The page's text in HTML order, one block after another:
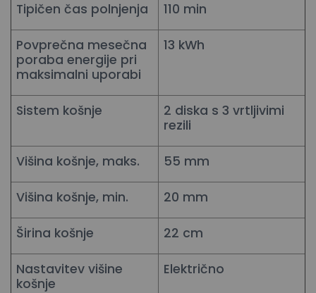
Tipičen čas polnjenja 110 min
Povprečna mesečna
poraba energije pri
maksimalni uporabi
13 kWh
Sistem košnje
2 diska s 3 vrtljivimi
rezili
Višina košnje, maks. 55 mm
Višina košnje, min. 20 mm
Širina košnje 22 cm
Nastavitev višine
košnje
Električno